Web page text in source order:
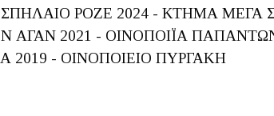
ΡΟΖΕ 2024 - ΚΤΗΜΑ ΜΕΓΑ
ΑΓΑΝ 2021 - ΟΙΝΟΠΟΙΪΑ
2019 - ΟΙΝΟΠΟΙΕΙΟ ΠΥΡΓΑΚΗ